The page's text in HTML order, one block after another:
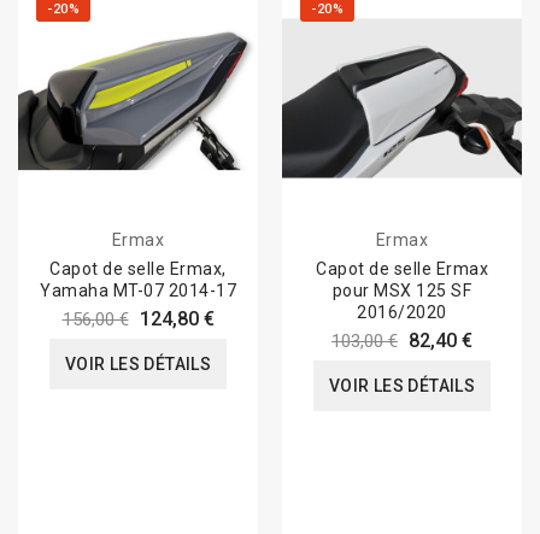
-20%
Ermax
Capot de selle Ermax,
Yamaha MT-07 2014-17
156,00 € 124,80 €
VOIR LES DÉTAILS
-20%
Ermax
Capot de selle Ermax
pour MSX 125 SF
2016/2020
103,00 € 82,40 €
VOIR LES DÉTAILS